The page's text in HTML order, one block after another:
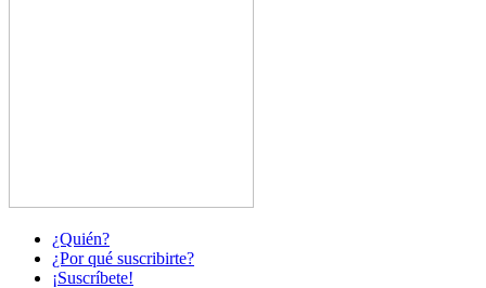
¿Quién?
¿Por qué suscribirte?
¡Suscríbete!